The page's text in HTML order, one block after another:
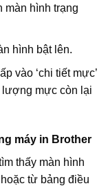
màn hình trạng
hình bật lên.
vào ‘chi tiết mực’
lượng mực còn lại
máy in Brother
thấy màn hình
từ bảng điều